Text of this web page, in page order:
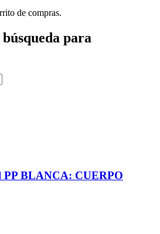
de compras.
para
BLANCA: CUERPO